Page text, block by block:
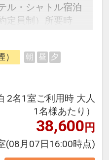
ル・シャトル宿泊
定員制）所要時
約など詳細はホ
をご覧いただくか
さい
泊がセットになっ
＜食事無し＞プラ
と宿泊を自由に組
イナミックパッケ
朝 昼 夕
2名1室ご利用時 大人
1名様あたり）
38,600円
(08月07日16:00時点)